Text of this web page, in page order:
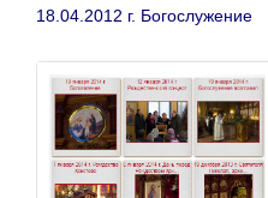
18.04.2012 г. Богослужение